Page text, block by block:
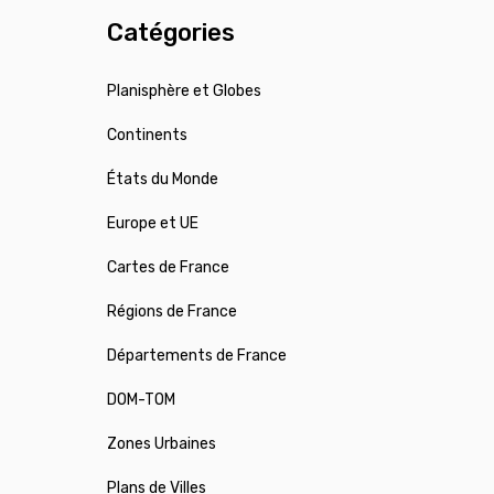
Catégories
Planisphère et Globes
Continents
États du Monde
Europe et UE
Cartes de France
Régions de France
Départements de France
DOM-TOM
Zones Urbaines
Plans de Villes